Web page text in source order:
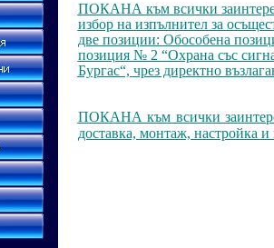
ПОКАНА към всички
избор на изпълнител за
две позиции: Обособена
позиция № 2 “Охрана със
Бургас“, чрез директно
ПОКАНА към всички
доставка, монтаж, настройка